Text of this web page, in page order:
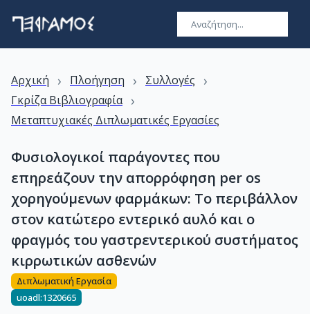
Αρχική › Πλοήγηση › Συλλογές ›
Γκρίζα Βιβλιογραφία ›
Μεταπτυχιακές Διπλωματικές Εργασίες
Φυσιολογικοί παράγοντες που
επηρεάζουν την απορρόφηση per os
χορηγούμενων φαρμάκων: Το περιβάλλον
στον κατώτερο εντερικό αυλό και ο
φραγμός του γαστρεντερικού συστήματος
κιρρωτικών ασθενών
Διπλωματική Εργασία
uoadl:1320665